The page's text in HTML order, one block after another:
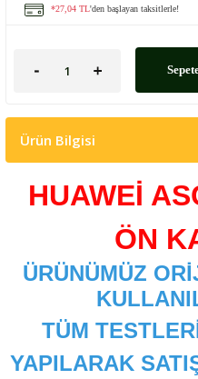
*27,04 TL'den başlayan taksitlerle!
Ürün Bilgisi
HUAWEİ
ÖN
ÜRÜNÜMÜZ
TÜM
YAPILARAK